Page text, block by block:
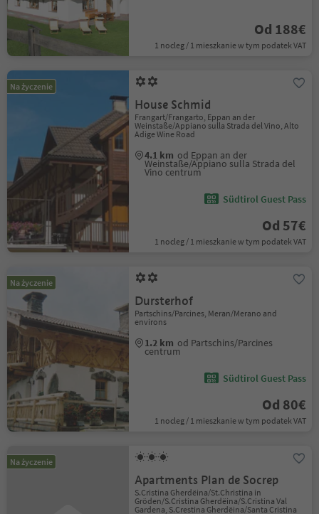
Od 188€
1 nocleg / 1 mieszkanie w tym podatek VAT
Na życzenie
House Schmid
Frangart/Frangarto, Eppan an der
Weinstaße/Appiano sulla Strada del Vino, Alto
Adige Wine Road
4.1 km od Eppan an der
Weinstaße/Appiano sulla Strada del
Vino centrum
Südtirol Guest Pass
Od 57€
1 nocleg / 1 mieszkanie w tym podatek VAT
Na życzenie
Dursterhof
Partschins/Parcines, Meran/Merano and
environs
1.2 km od Partschins/Parcines
centrum
Südtirol Guest Pass
Od 80€
1 nocleg / 1 mieszkanie w tym podatek VAT
Na życzenie
Apartments Plan de Socrep
S.Cristina Gherdëina/St.Christina in
Gröden/S.Cristina Gherdëina/S.Cristina Val
Gardena, S.Crestina Gherdëina/Santa Cristina